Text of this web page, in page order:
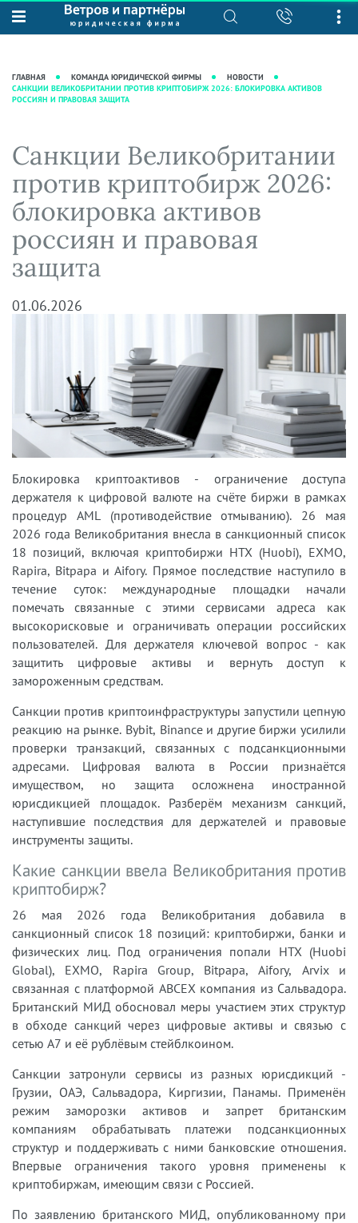
О нас
Рекомендации
Преимущества юридической
фирмы
Кейсы
Вакансии
Юридические услуги
Интеллектуальная собственность
Налоговая практика
Сопровождение бизнеса
Ведение уголовных дел
Защита активов
Ведение дел о банкротстве
База знаний
Журнал "Секреты арбитражной
практики"
Аудиоподкасты
Видеоподкасты
Справочная
Вопросы-ответы
Вебинары и семинары
ГЛАВНАЯ КОМАНДА ЮРИДИЧЕСКОЙ ФИРМЫ
НОВОСТИ
САНКЦИИ ВЕЛИКОБРИТАНИИ ПРОТИВ КРИПТОБИРЖ 2026: БЛОКИРОВКА АКТИВОВ
РОССИЯН И ПРАВОВАЯ ЗАЩИТА
Санкции Великобритании
против криптобирж 2026:
блокировка активов
россиян и правовая
защита
01.06.2026
Блокировка криптоактивов - ограничение доступа
держателя к цифровой валюте на счёте биржи в рамках
процедур AML (противодействие отмыванию). 26 мая
2026 года Великобритания внесла в санкционный список
18 позиций, включая криптобиржи HTX (Huobi), EXMO,
Rapira, Bitpapa и Aifory. Прямое последствие наступило в
течение суток: международные площадки начали
помечать связанные с этими сервисами адреса как
высокорисковые и ограничивать операции российских
пользователей. Для держателя ключевой вопрос - как
защитить цифровые активы и вернуть доступ к
замороженным средствам.
Санкции против криптоинфраструктуры запустили цепную
реакцию на рынке. Bybit, Binance и другие биржи усилили
проверки транзакций, связанных с подсанкционными
адресами. Цифровая валюта в России признаётся
имуществом, но защита осложнена иностранной
юрисдикцией площадок. Разберём механизм санкций,
наступившие последствия для держателей и правовые
инструменты защиты.
Какие санкции ввела Великобритания против
криптобирж?
26 мая 2026 года Великобритания добавила в
санкционный список 18 позиций: криптобиржи, банки и
физических лиц. Под ограничения попали HTX (Huobi
Global), EXMO, Rapira Group, Bitpapa, Aifory, Arvix и
связанная с платформой ABCEX компания из Сальвадора.
Британский МИД обосновал меры участием этих структур
в обходе санкций через цифровые активы и связью с
сетью A7 и её рублёвым стейблкоином.
Санкции затронули сервисы из разных юрисдикций -
Грузии, ОАЭ, Сальвадора, Киргизии, Панамы. Применён
режим заморозки активов и запрет британским
компаниям обрабатывать платежи подсанкционных
структур и поддерживать с ними банковские отношения.
Впервые ограничения такого уровня применены к
криптобиржам, имеющим связи с Россией.
По заявлению британского МИД, опубликованному при